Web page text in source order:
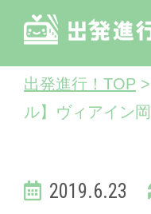
出発進行！TOP >
ル】ヴィアイン
2019.6.23